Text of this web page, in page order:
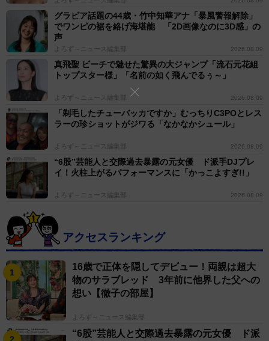
グラビア話題の44歳・竹中知華アナ「暴風警報解除」
でワンピの裾を絡げ海堪能 「2D画像なのに3D感」の
声
よろず～ニュース編集部 2026.08.09
真飛聖 ビーチで魅せた驚異の大ジャンプ「流石元花組
トップスター様」「名前の如く飛んでるぅ～」
よろず～ニュース編集部 2026.08.09
「剃毛したチューバッカですか」むっちりC3POとレス
ラーの珍ショットがジワる「なかなかシュール」
よろず～ニュース編集部 2026.08.09
“6股”芸能人と交際過去暴露の元女優 ド派手DJプレ
イ！火柱上がるパフォーマンスに「かっこよすぎ!!」
よろず～ニュース編集部 2026.08.09
アクセスランキング
16歳で正体を隠してデビュー！両親は超大
物のサラブレッド 3年前に他界した父への
想い【徹子の部屋】
よろず～ニュース編集部
“6股”芸能人と交際過去暴露の元女優 ド派